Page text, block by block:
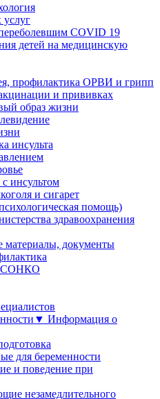
COVID 19
детей на медицинскую
профилактика ОРВИ и грипп
и прививках
образ жизни
инсульта
инсультом
и сигарет
помощь)
здравоохранения
материалы, документы
СОНКО
Информация о
для беременности
и поведение при
незамедлительного